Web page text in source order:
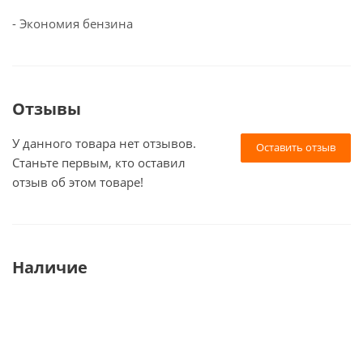
- Экономия бензина
Отзывы
Оставить отзыв
У данного товара нет отзывов.
Станьте первым, кто оставил
отзыв об этом товаре!
Наличие